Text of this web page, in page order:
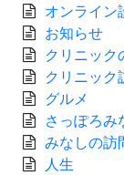
オンライン
お知らせ
クリニック
クリニック
グルメ
さっぽろみ
みなしの訪
人生